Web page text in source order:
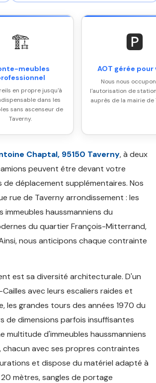
🏗️
meubles
en propre jusqu'à
dans les
sans ascenseur de
Taverny.
🅿️
AOT gérée pour
Nous nous
l'autorisation de
auprès de la mairie de
Chaptal, 95150 Taverny, à deux
peuvent être devant votre
de déplacement supplémentaires. Nos
rue de Taverny arrondissement : les
haussmanniens du
du quartier François-Mitterrand,
nous anticipons chaque contrainte
est sa diversité architecturale. D'un
avec leurs escaliers raides et
les grandes tours des années 1970 du
de dimensions parfois insuffisantes
multitude d'immeubles haussmanniens
avec ses propres contraintes
et dispose du matériel adapté à
mètres, sangles de portage